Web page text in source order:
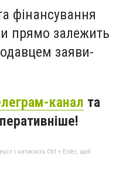
фінансування
прямо залежить
заяви-
канал та
і натисніть Ctrl + Enter, щоб